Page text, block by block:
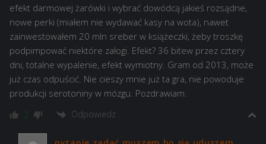
efekt darmowej żarówki i wybrać dowódcą jakieś rozsądne,
nowe perki (miałem nie wydawać kasy na wota), nawet
zainwestowałem 20 mln sreber w książeczki, żeby troszkę
podpimpować niektóre załogi. Efekt? 36 bitew przez cztery
dni, totalne wypalenie, efekt wymiotny. Gram od 2013, może
już czas odpuścić. Nie cieszy mnie już ta gra, nie powoduje
produkcji serotoniny w mózgu. Pozdrawiam.
2 Odpowiedz